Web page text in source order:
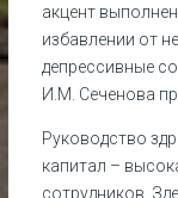
акцент
избавлении от
депрессивные
И.М. Сеченова
Руководство
капитал –
сотрудников.